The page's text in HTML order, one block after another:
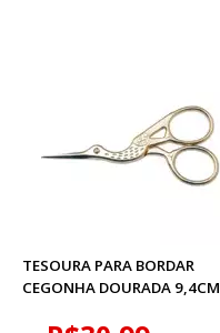
TESOURA PARA BORDAR
CEGONHA DOURADA 9,4CM